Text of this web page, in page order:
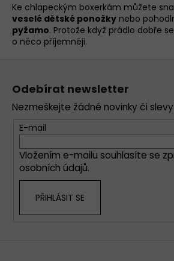
Ke chlapeckým boxerkám můžete
veselé dětské ponožky nebo
pyžamo. Protože když prádlo dobře
o něco příjemněji.
Odebírat newsletter
Nezmeškejte žádné novinky či
E-mail
Vložením e-mailu souhlasíte se
osobních údajů.
PŘIHLÁSIT SE